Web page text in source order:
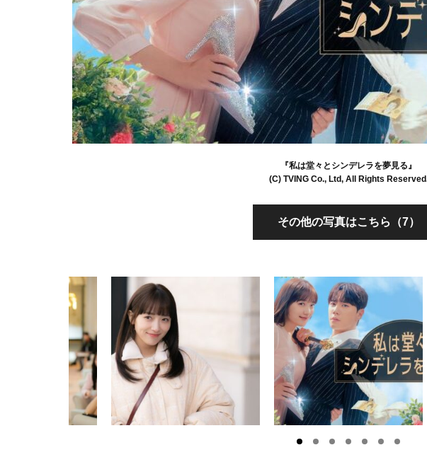
『私は堂々とシンデレラを夢見る』
(C) TVING Co., Ltd, All Rights
その他の写真はこちら（7）